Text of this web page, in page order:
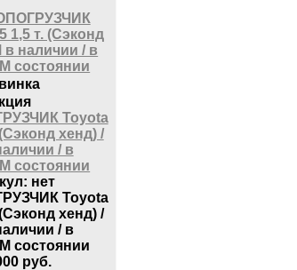
Toyota
хенд) /
/ в
состоянии
нет
Toyota
хенд) /
/ в
состоянии
руб.